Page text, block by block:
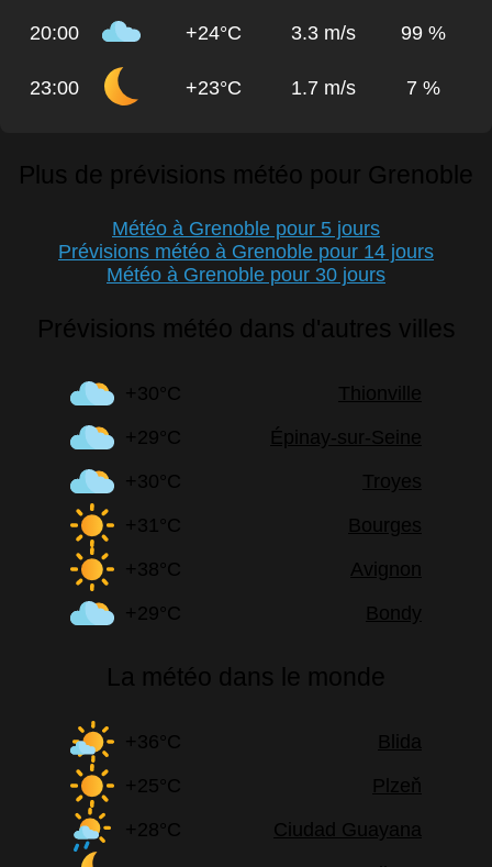
20:00 +24°C 3.3 m/s 99 %
23:00 +23°C 1.7 m/s 7 %
Plus de prévisions météo pour Grenoble
Météo à Grenoble pour 5 jours
Prévisions météo à Grenoble pour 14 jours
Météo à Grenoble pour 30 jours
Prévisions météo dans d'autres villes
+30°C
Thionville
+29°C
Épinay-sur-Seine
+30°C
Troyes
+31°C
Bourges
+38°C
Avignon
+29°C
Bondy
La météo dans le monde
+36°C
Blida
+25°C
Plzeň
+28°C
Ciudad Guayana